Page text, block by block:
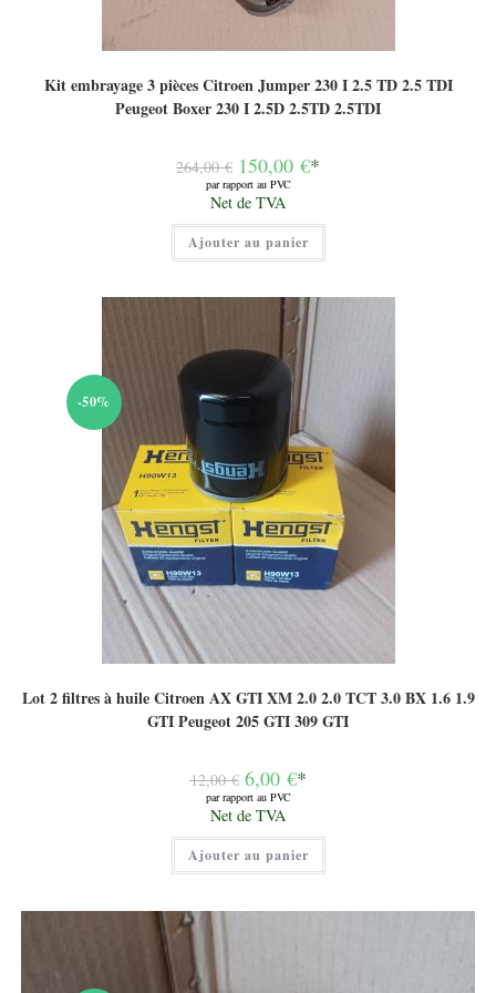
Kit embrayage 3 pièces Citroen Jumper 230 I 2.5 TD 2.5 TDI
Peugeot Boxer 230 I 2.5D 2.5TD 2.5TDI
264,00€ Le
prix
initial
était :
264,00 €.
150,00 €*
par rapport au PVC
Le
prix
actuel
est :
150,00 €.
Net de TVA
Ajouter au panier
-50%
Lot 2 filtres à huile Citroen AX GTI XM 2.0 2.0 TCT 3.0 BX 1.6 1.9
GTI Peugeot 205 GTI 309 GTI
12,00€ Le
prix
initial
était :
12,00 €.
6,00 €*
par rapport au PVC
Le
prix
actuel
est :
6,00 €.
Net de TVA
Ajouter au panier